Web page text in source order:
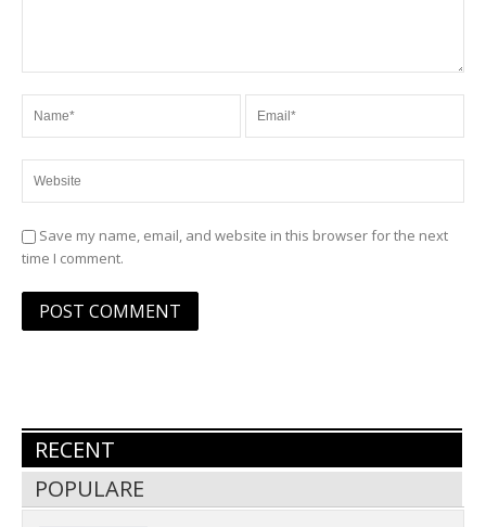
Save my name, email, and website in this browser for the next
time I comment.
RECENT
POPULARE